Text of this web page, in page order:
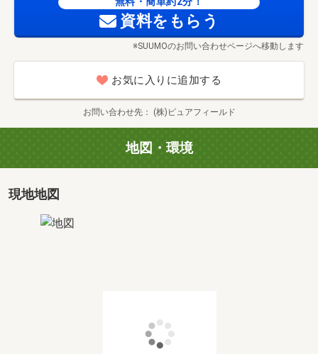
①【住宅ローン】他社でお断りされても諦めないで！
長い歴史と実績の当社へお任せください。
難しいローン案件多数の経験が当社の強みです。
しているから分かる）メリット・デメリット全てお伝えし
間、現地に滞在する事で気づく事【時間帯や季節による
（環境）（陽当たり）（交通量）等】がございます。
さい。
③【値下げ情報】リアルタイムでご提案！
現地販売会を担当している当社は、売主から値下情報のお
【お値打ちなスーパー・学校情報・地域の事・交通機関
等】地域に住まないと分からない情報を主婦目線でご提
資料をもらう
※SUUMOのお問い合わせページへ移動します
お気に入りに追加する
お問い合わせ先 (株)ピュアフィールド
地図・環境
現地地図